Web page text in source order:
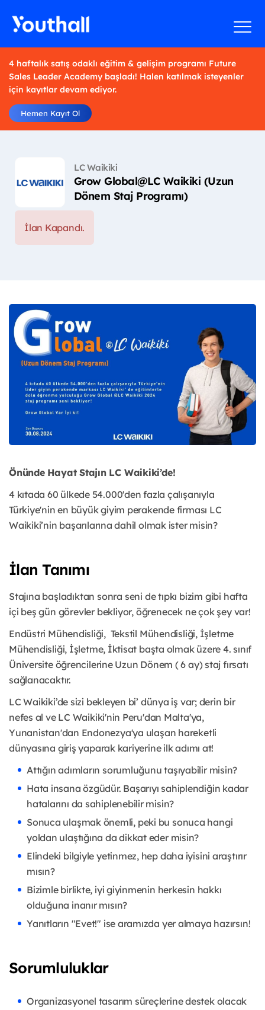
4 haftalık satış odaklı eğitim & gelişim programı Future
Sales Leader Academy başladı! Halen katılmak isteyenler
için kayıtlar devam ediyor.
Hemen Kayıt Ol
LC Waikiki
Grow Global@LC Waikiki (Uzun
Dönem Staj Programı)
İlan Kapandı.
Önünde Hayat Stajın LC Waikiki’de!
4 kıtada 60 ülkede 54.000'den fazla çalışanıyla
Türkiye'nin en büyük giyim perakende firması LC
Waikiki’nin başarılarına dahil olmak ister misin?
İlan Tanımı
Stajına başladıktan sonra seni de tıpkı bizim gibi hafta
içi beş gün görevler bekliyor, öğrenecek ne çok şey var!
Endüstri Mühendisliği, Tekstil Mühendisliği, İşletme
Mühendisliği, İşletme, İktisat başta olmak üzere 4. sınıf
Üniversite öğrencilerine Uzun Dönem ( 6 ay) staj fırsatı
sağlanacaktır.
LC Waikiki’de sizi bekleyen bi’ dünya iş var; derin bir
nefes al ve LC Waikiki'nin Peru'dan Malta'ya,
Yunanistan'dan Endonezya'ya ulaşan hareketli
dünyasına giriş yaparak kariyerine ilk adımı at!
Attığın adımların sorumluğunu taşıyabilir misin?
Hata insana özgüdür. Başarıyı sahiplendiğin kadar
hatalarını da sahiplenebilir misin?
Sonuca ulaşmak önemli, peki bu sonuca hangi
yoldan ulaştığına da dikkat eder misin?
Elindeki bilgiyle yetinmez, hep daha iyisini araştırır
mısın?
Bizimle birlikte, iyi giyinmenin herkesin hakkı
olduğuna inanır mısın?
Yanıtların "Evet!" ise aramızda yer almaya hazırsın!
Sorumluluklar
Organizasyonel tasarım süreçlerine destek olacak